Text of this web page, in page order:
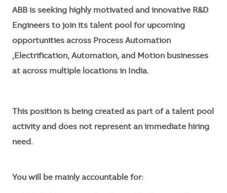
ABB is seeking highly motivated and innovative R&D
Engineers to join its talent pool for upcoming
opportunities across Process Automation
,Electrification, Automation, and Motion businesses
at across multiple locations in India.
This position is being created as part of a talent pool
activity and does not represent an immediate hiring
need.
You will be mainly accountable for: